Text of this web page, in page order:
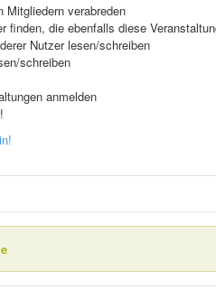
Mitgliedern verabreden
finden, die ebenfalls diese
Nutzer lesen/schreiben
schreiben
anmelden